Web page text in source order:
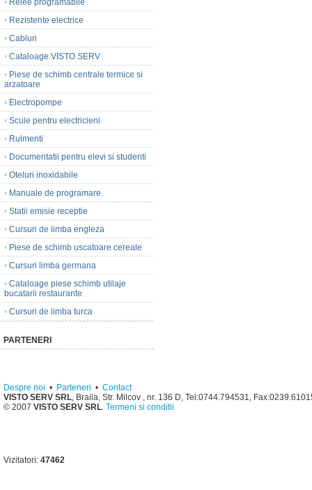
• Relee programabile
• Rezistente electrice
• Cabluri
• Cataloage VISTO SERV
• Piese de schimb centrale termice si
arzatoare
• Electropompe
• Scule pentru electricieni
• Rulmenti
• Documentatii pentru elevi si studenti
• Oteluri inoxidabile
• Manuale de programare
• Statii emisie receptie
• Cursuri de limba engleza
• Piese de schimb uscatoare cereale
• Cursuri limba germana
• Cataloage piese schimb utilaje
bucatarii restaurante
• Cursuri de limba turca
PARTENERI
Despre noi • Parteneri • Contact
VISTO SERV SRL, Braila, Str. Milcov , nr. 136 D, Tel:0744.794531,
© 2007 VISTO SERV SRL. Termeni si conditii
Vizitatori: 47462